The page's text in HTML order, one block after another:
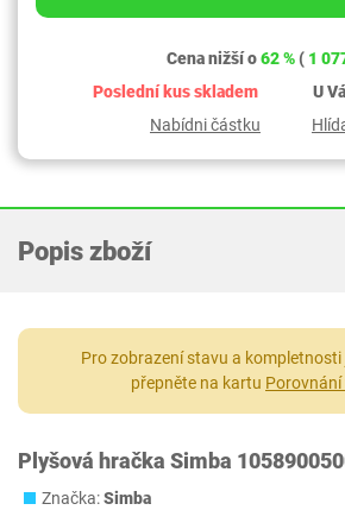
Cena nižší o62 % ( 1
Poslední kus skladem
U
Nabídni částku
Popis zboží
Pro zobrazení stavu a
přepněte na kartu
Plyšová hračka Simba
Značka:Simba